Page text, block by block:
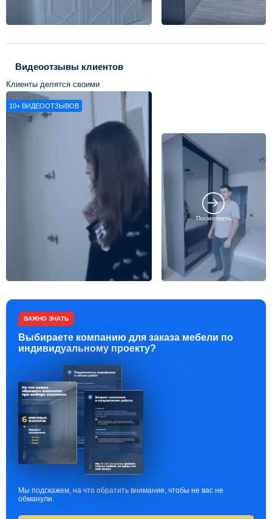
Видеоотзывы клиентов
Клиенты делятся своими
впечатлениями о нашей работе
10+ ВИДЕООТЗЫВОВ
Посмотреть
ВАЖНО ЗНАТЬ
Выбираете компанию для заказа мебели по
индивидуальному проекту?
Мы подскажем, на что обратить внимание, чтобы не вас не
обманули.